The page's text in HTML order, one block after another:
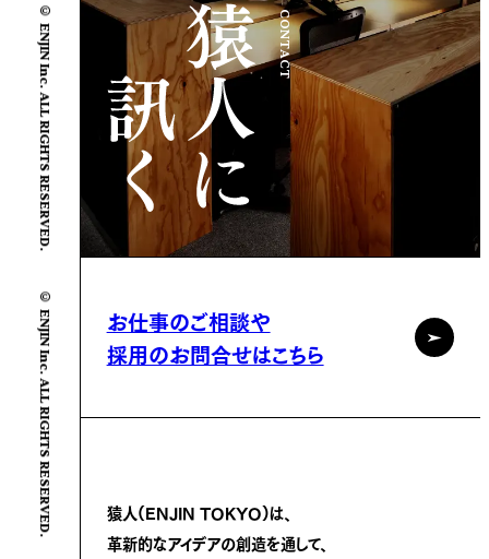
© ENJIN Inc. ALL RIGHTS RESERVED.
© ENJIN Inc. ALL RIGHTS RESERVED.
CONTACT
お仕事のご相談や
採用のお問合せはこちら
猿人(ENJIN TOKYO)は、
革新的なアイデアの創造を通して、